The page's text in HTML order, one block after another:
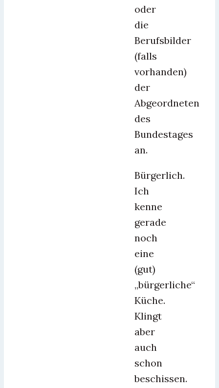
oder
die
Berufsbilder
(falls
vorhanden)
der
Abgeordneten
des
Bundestages
an.
Bürgerlich.
Ich
kenne
gerade
noch
eine
(gut)
„bürgerliche“
Küche.
Klingt
aber
auch
schon
beschissen.